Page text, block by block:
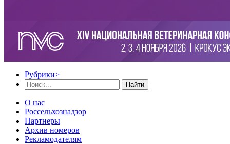
Рубрики>
Найти
О нас
Россельхознадзор
Партнеры
Архив номеров
Рекламодателям